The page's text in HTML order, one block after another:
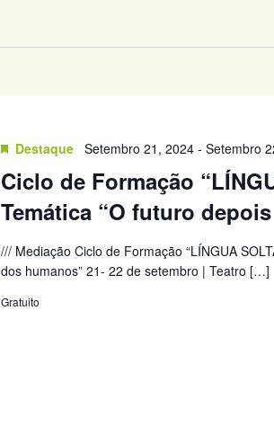
Ciclo de Formação
Temática “O futuro
Destaque Setembro 21, 2024 -Setembro
/// Mediação Ciclo de Formação “LÍNGUA
dos humanos” 21- 22 de setembro | Teatro […]
Gratuito